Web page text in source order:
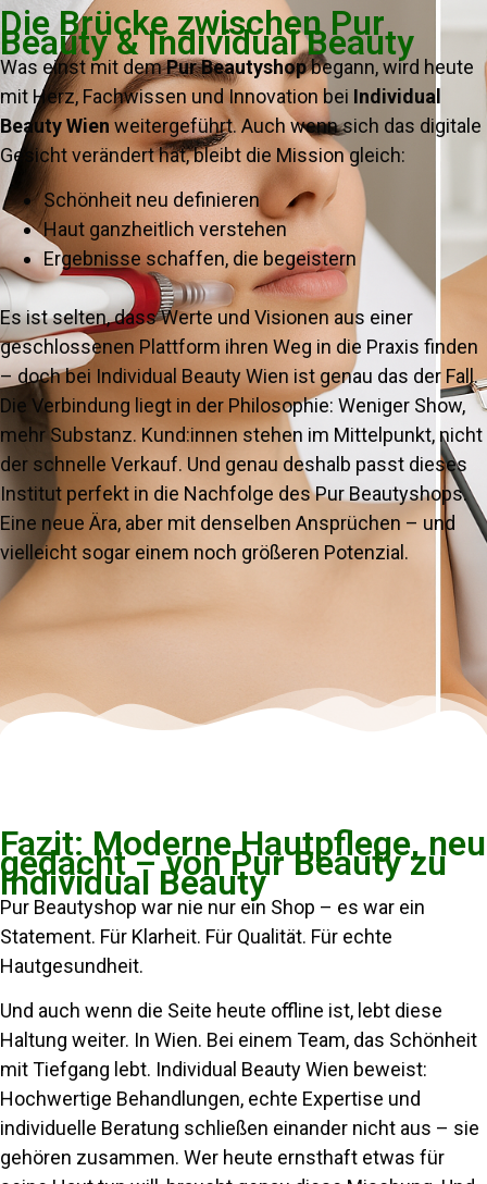
Die Brücke zwischen Pur
Beauty & Individual Beauty
Was einst mit demPur Beautyshopbegann, wird heute
mit Herz, Fachwissen und Innovation bei Individual
Beauty Wien weitergeführt. Auch wenn sich das digitale
Gesicht verändert hat, bleibt die Mission gleich:
Schönheit neu definieren
Haut ganzheitlich verstehen
Ergebnisse schaffen, die begeistern
Es ist selten, dass Werte und Visionen aus einer
geschlossenen Plattform ihren Weg in die Praxis finden
– doch bei Individual Beauty Wien ist genau das der Fall.
Die Verbindung liegt in der Philosophie: Weniger Show,
mehr Substanz. Kund:innen stehen im Mittelpunkt, nicht
der schnelle Verkauf. Und genau deshalb passt dieses
Institut perfekt in die Nachfolge des Pur Beautyshops.
Eine neue Ära, aber mit denselben Ansprüchen – und
vielleicht sogar einem noch größeren Potenzial.
Fazit: Moderne Hautpflege, neu
gedacht – von Pur Beauty zu
Individual Beauty
Pur Beautyshop war nie nur ein Shop – es war ein
Statement. Für Klarheit. Für Qualität. Für echte
Hautgesundheit.
Und auch wenn die Seite heute offline ist, lebt diese
Haltung weiter. In Wien. Bei einem Team, das Schönheit
mit Tiefgang lebt. Individual Beauty Wien beweist:
Hochwertige Behandlungen, echte Expertise und
individuelle Beratung schließen einander nicht aus – sie
gehören zusammen. Wer heute ernsthaft etwas für